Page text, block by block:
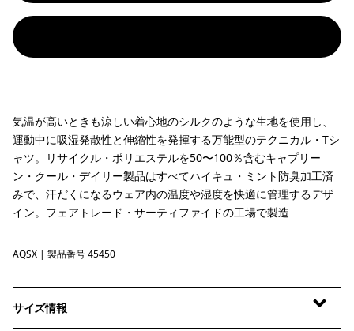
気温が高いときも涼しい着心地のシルクのような生地を使用し、
運動中に吸湿発散性と伸縮性を発揮する万能型のテクニカル・Tシ
ャツ。リサイクル・ポリエステルを50〜100％含むキャプリー
ン・クール・デイリー製品はすべてハイキュ・ミント防臭加工済
みで、汗だくになるウェア内の温度や湿度を快適に管理するデザ
イン。フェアトレード・サーティファイドの工場で製造
Aqua Stone - Light Aqua Stone X-Dye
AQSX | 製品番号 45450
サイズ情報